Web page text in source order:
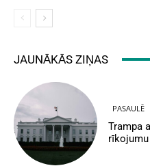
JAUNĀKĀS ZIŅAS
PASAULĒ
Trampa